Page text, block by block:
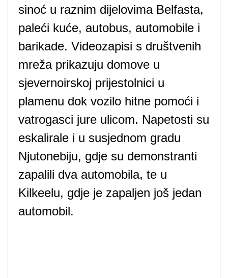
sinoć u raznim dijelovima Belfasta,
paleći kuće, autobus, automobile i
barikade. Videozapisi s društvenih
mreža prikazuju domove u
sjevernoirskoj prijestolnici u
plamenu dok vozilo hitne pomoći i
vatrogasci jure ulicom. Napetosti su
eskalirale i u susjednom gradu
Njutonebiju, gdje su demonstranti
zapalili dva automobila, te u
Kilkeelu, gdje je zapaljen još jedan
automobil.